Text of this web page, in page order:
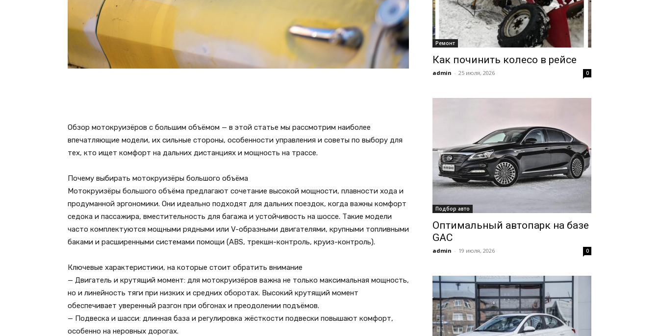
Обзор мотокруизёров с большим объёмом — в этой статье мы рассмотрим наиболее
впечатляющие модели, их сильные стороны, особенности управления и советы по выбору для
тех, кто ищет комфорт на дальних дистанциях и мощность на трассе.
Почему выбирать мотокруизёры большого объёма
Мотокруизёры большого объёма предлагают сочетание высокой мощности, плавности хода и
продуманной эргономики. Они идеально подходят для дальних поездок, когда важны комфорт
седока и пассажира, вместительность для багажа и устойчивость на шоссе. Такие модели
часто комплектуются мощными рядными или V-образными двигателями, крупными топливными
баками и расширенными системами помощи (ABS, трекшн-контроль, круиз-контроль).
Ключевые характеристики, на которые стоит обратить внимание
— Двигатель и крутящий момент: для мотокруизёров важна не только максимальная мощность,
но и линейность тяги при низких и средних оборотах. Высокий крутящий момент
обеспечивает уверенный разгон при обгонах и преодолении подъёмов.
— Подвеска и шасси: длинная база и регулировка жёсткости подвески повышают комфорт,
особенно на неровных дорогах.
Ремонт
Как починить колесо в рейсе
admin - 25 июля, 2026 0
Подбор авто
Оптимальный автопарк на базе
GAC
admin - 19 июля, 2026 0